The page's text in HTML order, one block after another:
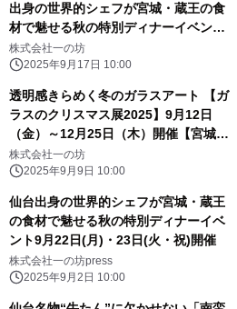
出身の世界的シェフが宮城・蔵王の食
材で魅せる秋の特別ディナーイベント
9月22日(月)・23日(火・祝)開催
株式会社一の坊
2025年9月17日 10:00
透明感きらめく冬のガラスアート 【ガ
ラスのクリスマス展2025】9月12日
（金）～12月25日（木）開催【宮城・
日本三景松島】
株式会社一の坊
2025年9月9日 10:00
仙台出身の世界的シェフが宮城・蔵王
の食材で魅せる秋の特別ディナーイベ
ント9月22日(月)・23日(火・祝)開催
株式会社一の坊press
2025年9月2日 10:00